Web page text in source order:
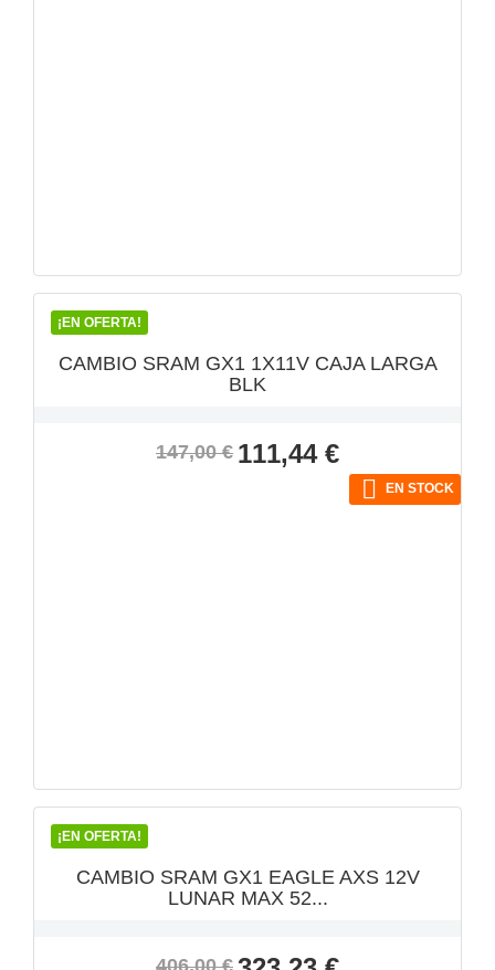
¡EN OFERTA!
CAMBIO SRAM GX1 1X11V CAJA LARGA
BLK
Precio
147,00 € Precio
111,44 €
 EN STOCK
¡EN OFERTA!
CAMBIO SRAM GX1 EAGLE AXS 12V
LUNAR MAX 52...
Precio Precio